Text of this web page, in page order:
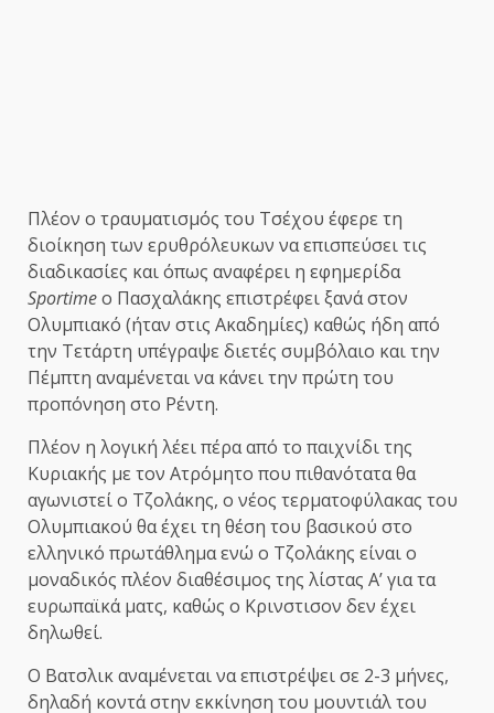
Πλέον ο τραυματισμός του Τσέχου έφερε τη
διοίκηση των ερυθρόλευκων να επισπεύσει τις
διαδικασίες και όπως αναφέρει η εφημερίδα
Sportimeο Πασχαλάκης επιστρέφει ξανά στον
Ολυμπιακό (ήταν στις Ακαδημίες) καθώς ήδη από
την Τετάρτη υπέγραψε διετές συμβόλαιο και την
Πέμπτη αναμένεται να κάνει την πρώτη του
προπόνηση στο Ρέντη.
Πλέον η λογική λέει πέρα από το παιχνίδι της
Κυριακής με τον Ατρόμητο που πιθανότατα θα
αγωνιστεί ο Τζολάκης, ο νέος τερματοφύλακας του
Ολυμπιακού θα έχει τη θέση του βασικού στο
ελληνικό πρωτάθλημα ενώ ο Τζολάκης είναι ο
μοναδικός πλέον διαθέσιμος της λίστας Α’ για τα
ευρωπαϊκά ματς, καθώς ο Κρινστισον δεν έχει
δηλωθεί.
Ο Βατσλικ αναμένεται να επιστρέψει σε 2-3 μήνες,
δηλαδή κοντά στην εκκίνηση του μουντιάλ του